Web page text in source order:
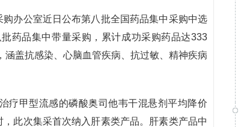
办公室近日公布第八批全国药品集中采购中选
药品集中带量采购，累计成功采购药品达333
盖抗感染、心脑血管疾病、抗过敏、精神疾病
疗甲型流感的磷酸奥司他韦干混悬剂平均降价
此次集采首次纳入肝素类产品。肝素类产品中